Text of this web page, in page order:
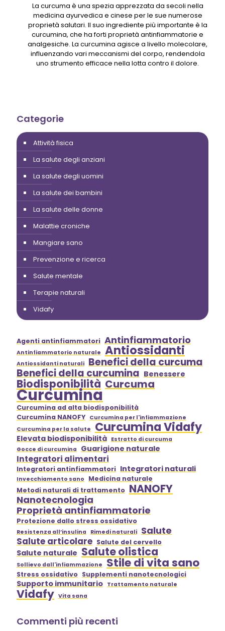
La curcuma è una spezia apprezzata da secoli nella
medicina ayurvedica e cinese per le sue numerose
proprietà salutari. Il suo ingrediente più importante è la
curcumina, che ha forti proprietà antinfiammatorie e
analgesiche. La curcumina agisce a livello molecolare,
influenzando vari meccanismi del corpo, rendendola
uno strumento efficace nella lotta contro il dolore.
Categorie
Attività fisica
La salute degli anziani
La salute degli uomini
La salute dei bambini
La salute delle donne
Malattie croniche
Mangiare sano
Prevenzione e ricerca
Salute mentale
Terapie naturali
Vidafy
Agenti antinfiammatori Antinfiammatorio
Antinfiammatorio naturale Antiossidanti
Antiossidanti naturali Benefici della curcuma
Benefici della curcumina Benessere
Biodisponibilità Curcuma
Curcumina
Curcumina ad alta biodisponibilità
Curcumina NANOFY Curcumina per l'infiammazione
Curcumina per la salute
Curcumina Vidafy
Elevata biodisponibilità Estratto di curcuma
Gocce di curcumina
Guarigione naturale
Integratori alimentari
Integratori antinfiammatori Integratori naturali
Invecchiamento sano
Medicina naturale
Metodi naturali di trattamento NANOFY
Nanotecnologia
Proprietà antinfiammatorie
Protezione dallo stress ossidativo
Resistenza all’insulina Rimedi naturali Salute
Salute articolare Salute del cervello
Salute naturale Salute olistica
Sollievo dall'infiammazione Stile di vita sano
Stress ossidativo Supplementi nanotecnologici
Supporto immunitario Trattamento naturale
Vidafy Vita sana
Commenti più recenti